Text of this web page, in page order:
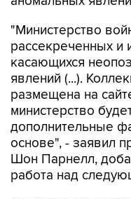
касающихся
явлений (...).
размещена на
министерство
дополнительные
основе", - заявил
Шон Парнелл,
работа над
Как и в